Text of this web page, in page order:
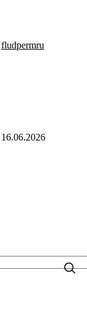
fludpermru
16.06.2026